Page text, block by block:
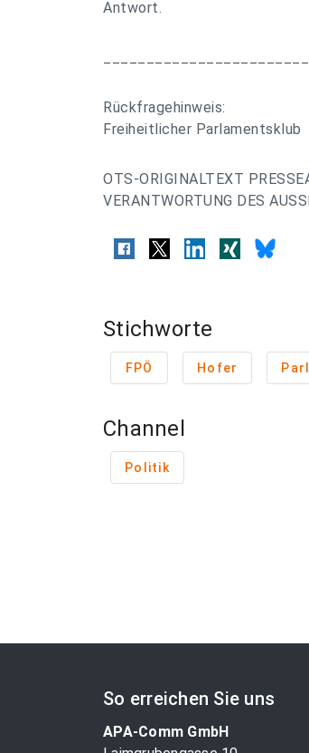
Antwort.
Rückfragehinweis:
Freiheitlicher Parlamentsklub
OTS-ORIGINALTEXT
VERANTWORTUNG DES
Stichworte
FPÖ Hofer
Channel
Politik
So erreichen Sie uns
APA-Comm GmbH